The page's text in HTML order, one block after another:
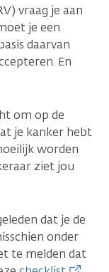
vraag je aan
je een
daarvan
En
om op de
je kanker hebt
worden
ziet jou
dat je de
onder
te melden dat